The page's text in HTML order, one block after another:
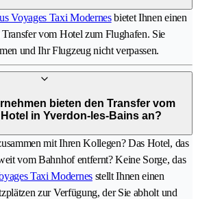
Voyages Taxi Modernesbietet Ihnen einen
vom Hotel zum Flughafen. Sie
und Ihr Flugzeug nicht verpassen.
bieten den Transfer vom
in Yverdon-les-Bains an?
mit Ihren Kollegen? Das Hotel, das
vom Bahnhof entfernt? Keine Sorge, das
Taxi Modernesstellt Ihnen einen
zur Verfügung, der Sie abholt und